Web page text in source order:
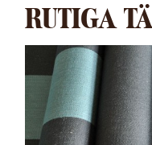
RUTIGA